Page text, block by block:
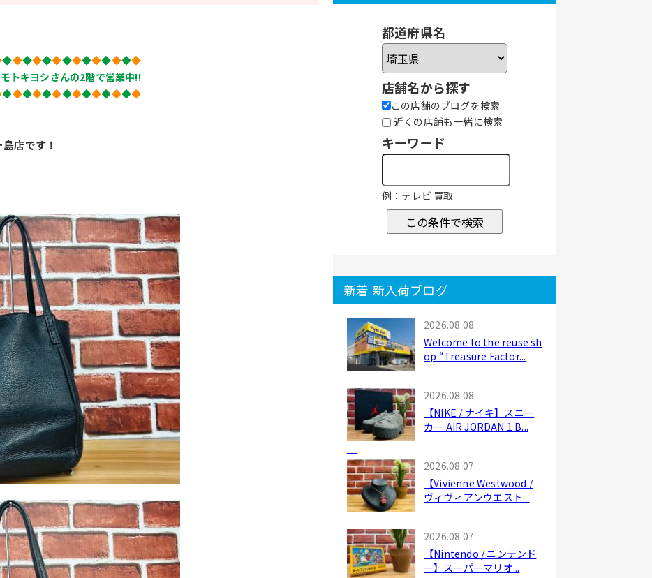
◆◆◆◆◆◆◆◆◆◆◆◆◆◆
トキヨシさんの2階で営業中!!
◆◆◆◆◆◆◆◆◆◆◆◆◆◆
店です！
都道府県名
店舗名から探す
この店舗のブログを検索
近くの店舗も一緒に検索
キーワード
例：テレビ 買取
この条件で検索
新着 新入荷ブログ
2026.08.08
Welcome to the reuse sh
op “Treasure Factor...
2026.08.08
【NIKE / ナイキ】スニー
カー AIR JORDAN 1 B...
2026.08.07
【Vivienne Westwood /
ヴィヴィアンウエスト...
2026.08.07
【Nintendo / ニンテンド
ー】スーパーマリオ...